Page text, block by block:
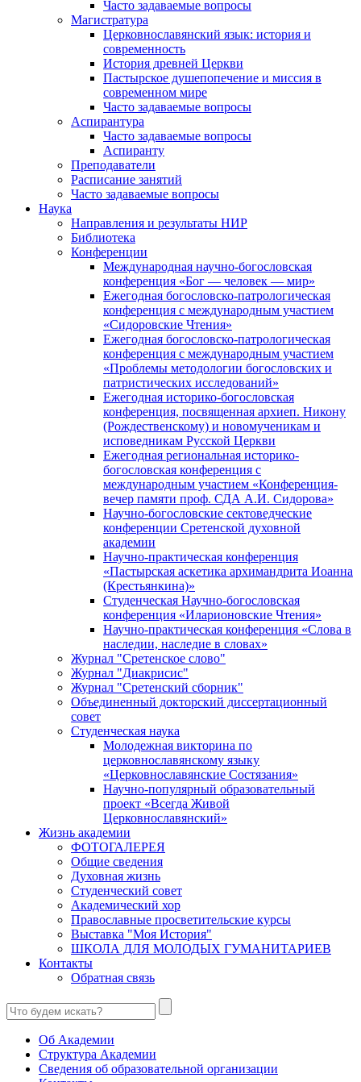
Часто задаваемые вопросы
Магистратура
Церковнославянский язык: история и
современность
История древней Церкви
Пастырское душепопечение и миссия в
современном мире
Часто задаваемые вопросы
Аспирантура
Часто задаваемые вопросы
Аспиранту
Преподаватели
Расписание занятий
Часто задаваемые вопросы
Наука
Направления и результаты НИР
Библиотека
Конференции
Международная научно-богословская
конференция «Бог — человек — мир»
Ежегодная богословско-патрологическая
конференция с международным участием
«Сидоровские Чтения»
Ежегодная богословско-патрологическая
конференция с международным участием
«Проблемы методологии богословских и
патристических исследований»
Ежегодная историко-богословская
конференция, посвященная архиеп. Никону
(Рождественскому) и новомученикам и
исповедникам Русской Церкви
Ежегодная региональная историко-
богословская конференция с
международным участием «Конференция-
вечер памяти проф. СДА А.И. Сидорова»
Научно-богословские сектоведческие
конференции Сретенской духовной
академии
Научно-практическая конференция
«Пастырская аскетика архимандрита Иоанна
(Крестьянкина)»
Студенческая Научно-богословская
конференция «Иларионовские Чтения»
Научно-практическая конференция «Cлова в
наследии, наследие в словах»
Журнал "Сретенское слово"
Журнал "Диакрисис"
Журнал "Сретенский сборник"
Объединенный докторский диссертационный
совет
Студенческая наука
Молодежная викторина по
церковнославянскому языку
«Церковнославянские Состязания»
Научно-популярный образовательный
проект «Всегда Живой
Церковнославянский»
Жизнь академии
ФОТОГАЛЕРЕЯ
Общие сведения
Духовная жизнь
Студенческий совет
Академический хор
Православные просветительские курсы
Выставка "Моя История"
ШКОЛА ДЛЯ МОЛОДЫХ ГУМАНИТАРИЕВ
Контакты
Обратная связь
Об Академии
Структура Академии
Сведения об образовательной организации